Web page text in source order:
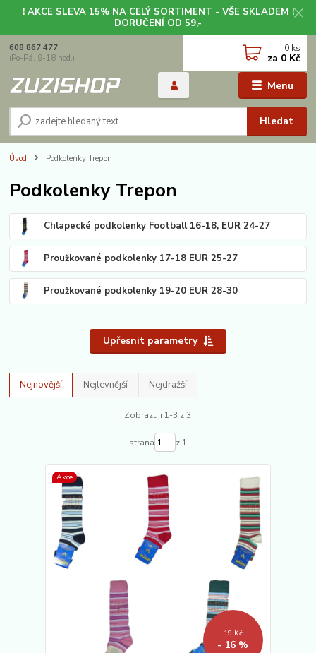
! AKCE SLEVA 15% NA CELÝ SORTIMENT - VŠE SKLADEM !
DORUČENÍ OD 59,-
Menu
Hledat
608 867 477
(Po-Pá, 9-18 hod.)
0 ks
za 0 Kč
Úvod Podkolenky Trepon
Podkolenky Trepon
Chlapecké podkolenky Football 16-18, EUR 24-27
Proužkované podkolenky 17-18 EUR 25-27
Proužkované podkolenky 19-20 EUR 28-30
Upřesnit parametry
Nejnovější Nejlevnější Nejdražší
Zobrazuji 1-3 z 3
strana z 1
Akce
19 Kč
- 16 %